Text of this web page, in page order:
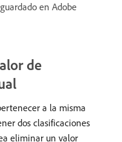
en Adobe
de
a la misma
dos clasificaciones
eliminar un valor